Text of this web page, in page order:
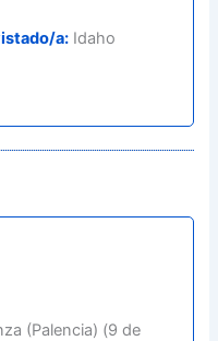
a: Idaho
(Palencia) (9 de